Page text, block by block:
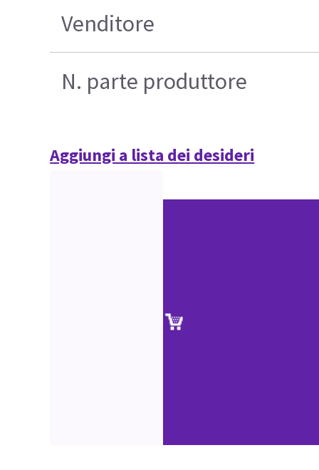
Venditore
N. parte produttore
Aggiungi a lista dei desideri